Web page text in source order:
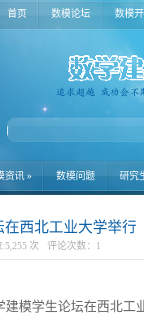
首页 数模论坛 数模
资讯 » 数模问题 研究
在西北工业大学举行
次 评论次数： 1
建模学生论坛在西北